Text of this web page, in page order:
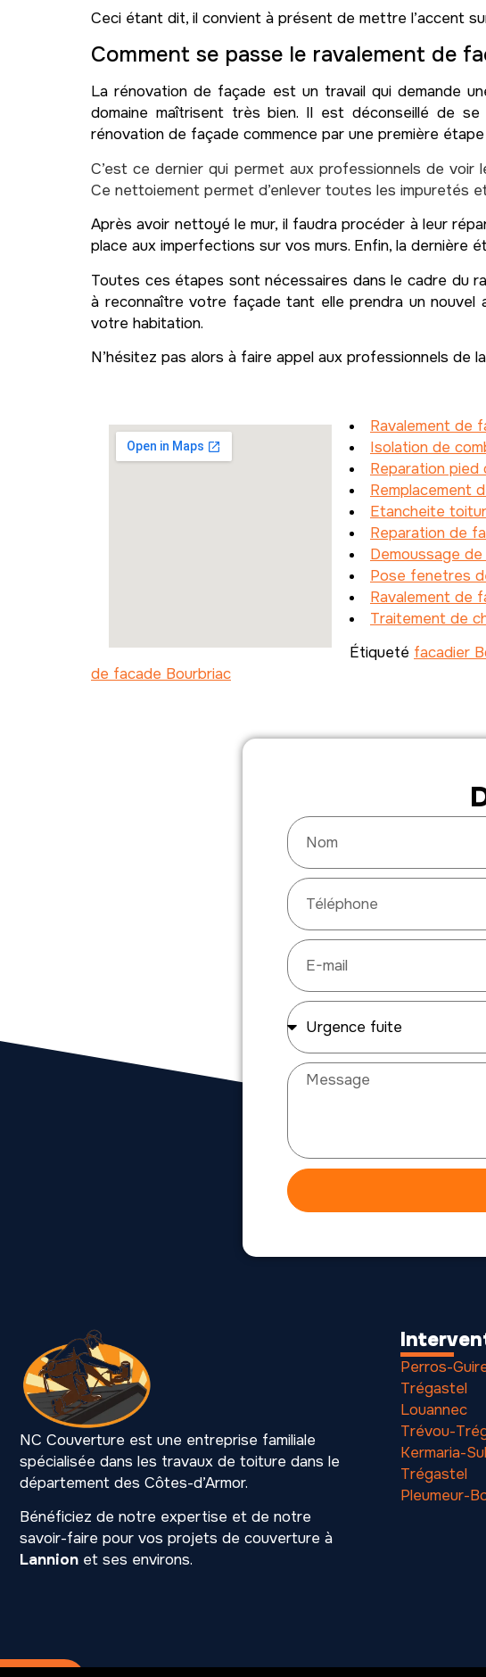
Ceci étant dit, il convient à présent de mettre l’accent
Comment se passe le ravalement de
La rénovation de façade est un travail qui demande
domaine maîtrisent très bien. Il est déconseillé de
rénovation de façade commence par une première
C’est ce dernier qui permet aux professionnels de
Ce nettoiement permet d’enlever toutes les impuretés
Après avoir nettoyé le mur, il faudra procéder à leur
place aux imperfections sur vos murs. Enfin, la dernière
Toutes ces étapes sont nécessaires dans le cadre du
à reconnaître votre façade tant elle prendra un nouvel
votre habitation.
N’hésitez pas alors à faire appel aux professionnels de la
Ravalement de
Isolation de
Reparation pied
Remplacement
Etancheite
Reparation de
Demoussage
Pose fenetres
Ravalement de
Traitement de
Étiqueté facadier
de facade Bourbriac
NC Couverture est une entreprise familiale
spécialisée dans les travaux de toiture dans le
département des Côtes-d’Armor.
Bénéficiez de notre expertise et de notre
savoir-faire pour vos projets de couverture à
Lannion et ses environs.
Perros-
Trégastel
Louannec
Trévou-
Kermaria-
Trégastel
Pleumeur-